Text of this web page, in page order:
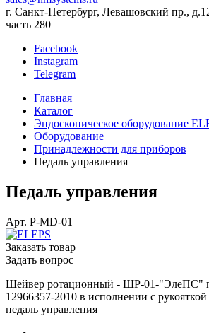
г. Санкт-Петербург, Левашовский пр.,
часть 280
Facebook
Instagram
Telegram
Главная
Каталог
Эндоскопическое оборудование
Оборудование
Принадлежности для приборов
Педаль управления
Педаль управления
Арт. P-MD-01
Заказать товар
Задать вопрос
Шейвер ротационный - ШР-01-"ЭлеПС"
12966357-2010 в исполнении с рукояткой
педаль управления